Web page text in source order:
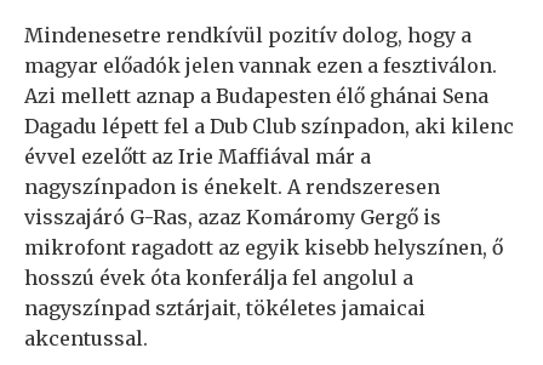
Mindenesetre rendkívül pozitív dolog, hogy a
magyar előadók jelen vannak ezen a fesztiválon.
Azi mellett aznap a Budapesten élő ghánai Sena
Dagadu lépett fel a Dub Club színpadon, aki kilenc
évvel ezelőtt az Irie Maffiával már a
nagyszínpadon is énekelt. A rendszeresen
visszajáró G-Ras, azaz Komáromy Gergő is
mikrofont ragadott az egyik kisebb helyszínen, ő
hosszú évek óta konferálja fel angolul a
nagyszínpad sztárjait, tökéletes jamaicai
akcentussal.